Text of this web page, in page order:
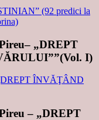
„DREPT
I)
– „DREPT